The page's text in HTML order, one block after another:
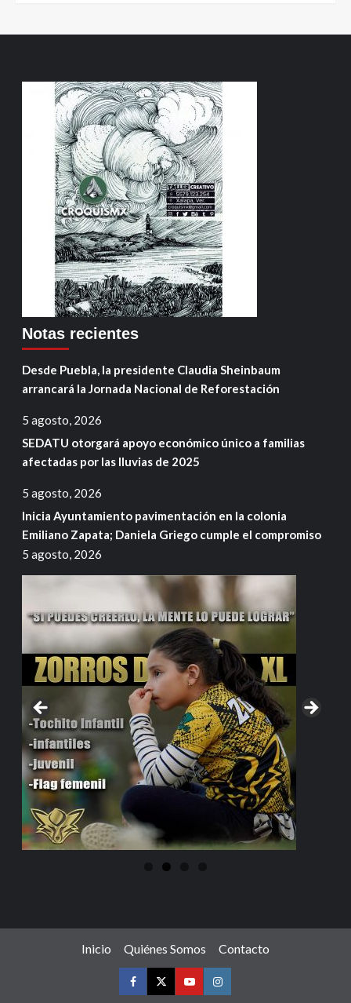
Notas recientes
Desde Puebla, la presidente Claudia Sheinbaum
arrancará la Jornada Nacional de Reforestación
5 agosto, 2026
SEDATU otorgará apoyo económico único a familias
afectadas por las lluvias de 2025
5 agosto, 2026
Inicia Ayuntamiento pavimentación en la colonia
Emiliano Zapata; Daniela Griego cumple el compromiso
5 agosto, 2026
Inicio Quiénes Somos Contacto